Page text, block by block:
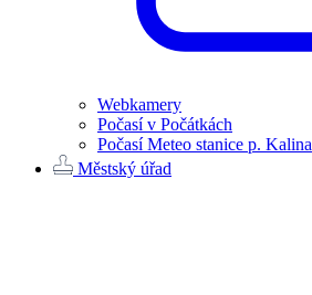
Webkamery
Počasí v Počátkách
Počasí Meteo stanice p. Kalina
Městský úřad